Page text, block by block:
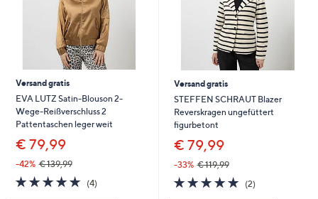
Versand gratis
EVA LUTZ Satin-Blouson 2-
Wege-Reißverschluss 2
Pattentaschen leger weit
€ 79,99
-42% € 139,99
5.0
von
(4)4
Versand gratis
STEFFEN SCHRAUT Blazer
Reverskragen ungefüttert
figurbetont
€ 79,99
-33% € 119,99
5.0
von
(2)2